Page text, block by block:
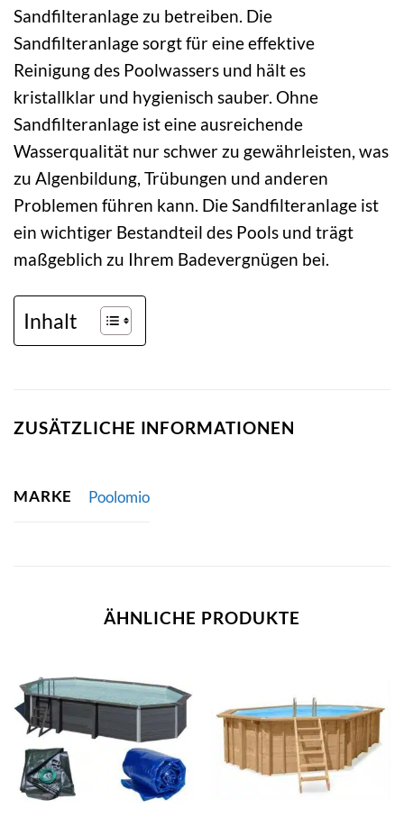
Sandfilteranlage zu betreiben. Die
Sandfilteranlage sorgt für eine effektive
Reinigung des Poolwassers und hält es
kristallklar und hygienisch sauber. Ohne
Sandfilteranlage ist eine ausreichende
Wasserqualität nur schwer zu gewährleisten, was
zu Algenbildung, Trübungen und anderen
Problemen führen kann. Die Sandfilteranlage ist
ein wichtiger Bestandteil des Pools und trägt
maßgeblich zu Ihrem Badevergnügen bei.
Inhalt
ZUSÄTZLICHE INFORMATIONEN
MARKE Poolomio
ÄHNLICHE PRODUKTE